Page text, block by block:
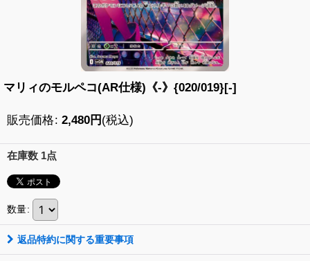
マリィのモルペコ(AR仕様)《-》{020/019}[-]
販売価格: 2,480円 (税込)
在庫数 1点
数量:
返品特約に関する重要事項